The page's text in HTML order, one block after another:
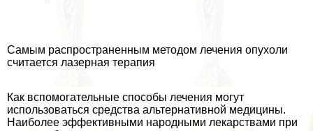
Самым распространенным методом лечения опухоли
считается лазерная терапия
Как вспомогательные способы лечения могут
использоваться средства альтернативной медицины.
Наиболее эффективными народными лекарствами при